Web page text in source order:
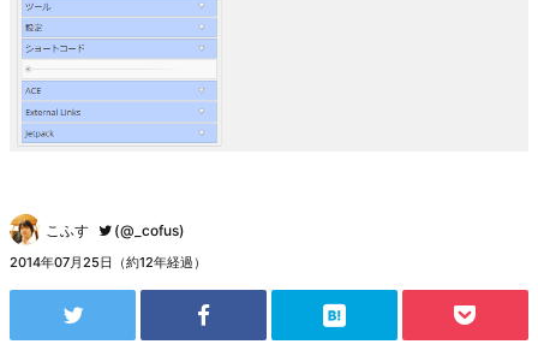
こふす (@_cofus)
2014年07月25日（約12年経過）